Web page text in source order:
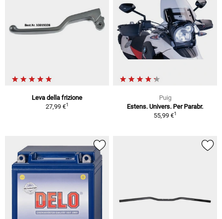
Leva della frizione
27,99 €1
Puig
Estens. Univers. Per Parabr.
55,99 €1